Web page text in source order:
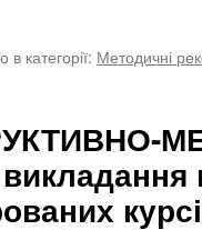
в категорії: Методичні